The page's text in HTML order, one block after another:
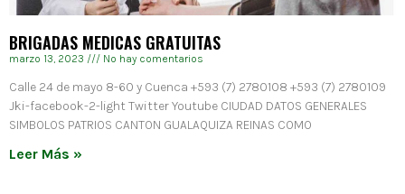
BRIGADAS MEDICAS GRATUITAS
marzo 13, 2023 No hay comentarios
Calle 24 de mayo 8-60 y Cuenca +593 (7) 2780108 +593 (7) 2780109
Jki-facebook-2-light Twitter Youtube CIUDAD DATOS GENERALES
SIMBOLOS PATRIOS CANTON GUALAQUIZA REINAS COMO
Leer Más »